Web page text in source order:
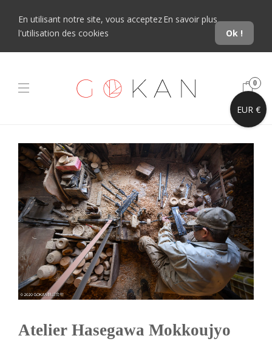
En utilisant notre site, vous acceptez
l'utilisation des cookies
En savoir plus
Ok !
0
Atelier Hasegawa Mokkoujyo
EUR €